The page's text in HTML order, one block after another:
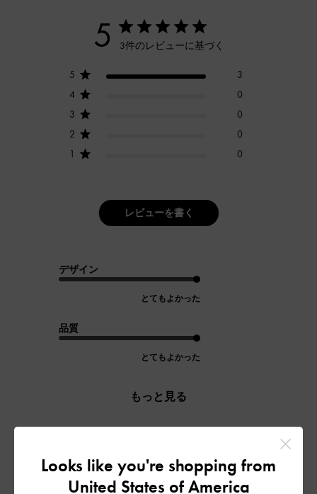
5 3件のレビューに基づく
5
3
4
0
3
0
2
0
1
0
レビューを書く
デザイン
とてもよかった
品質
とてもよかった
もっと見る
並べ替え: 最新
Looks like you're shopping from
United States of America